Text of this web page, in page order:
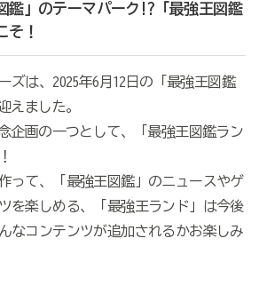
鑑」のテーマパーク!?「最強王図鑑
そ！
ズは、2025年6月12日の「最強王図鑑
えました。
企画の一つとして、「最強王図鑑ラン
！
って、「最強王図鑑」のニュースやゲ
を楽しめる、「最強王ランド」は今後
なコンテンツが追加されるかお楽しみ